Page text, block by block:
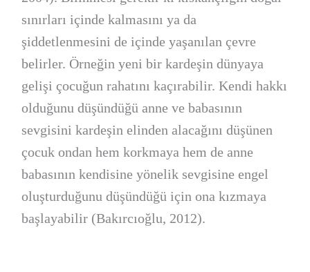
sınırları içinde kalmasını ya da
şiddetlenmesini de içinde yaşanılan çevre
belirler. Örneğin yeni bir kardeşin dünyaya
gelişi çocuğun rahatını kaçırabilir. Kendi hakkı
olduğunu düşündüğü anne ve babasının
sevgisini kardeşin elinden alacağını düşünen
çocuk ondan hem korkmaya hem de anne
babasının kendisine yönelik sevgisine engel
oluşturduğunu düşündüğü için ona kızmaya
başlayabilir (Bakırcıoğlu, 2012).